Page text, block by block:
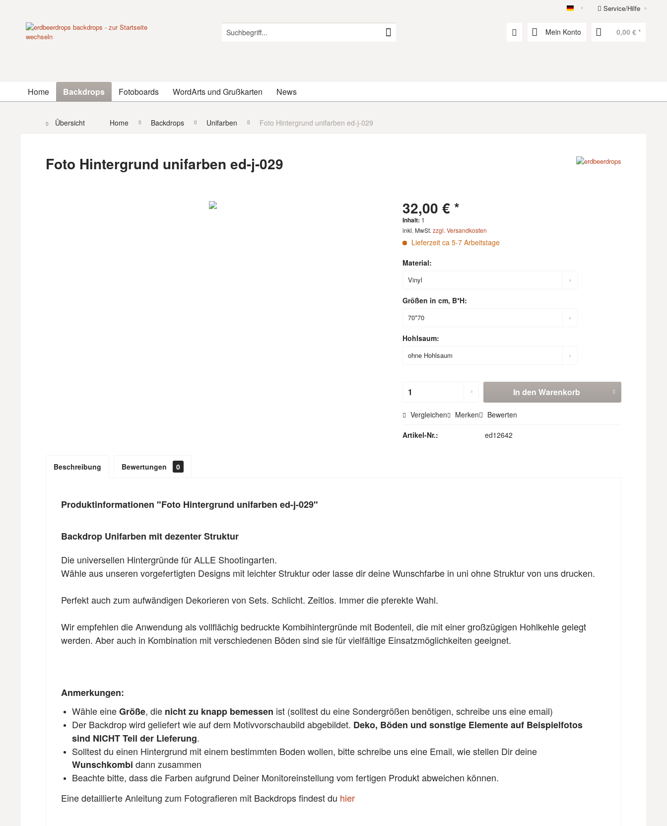
erdbeerdropsService/Hilfe
Mein Konto 0,00 € *
Home Backdrops Fotoboards WordArts und Grußkarten News
Übersicht Home Backdrops Unifarben Foto Hintergrund unifarben ed-j-029
Foto Hintergrund unifarben ed-j-029
32,00 € *
Inhalt: 1
inkl. MwSt.zzgl. Versandkosten
Lieferzeit ca 5-7 Arbeitstage
Material:
Größen in cm, B*H:
Hohlsaum:
In den Warenkorb
Vergleichen Merken Bewerten
Artikel-Nr.: ed12642
Beschreibung Bewertungen 0
Produktinformationen "Foto Hintergrund unifarben ed-j-029"
Backdrop Unifarben mit dezenter Struktur
Die universellen Hintergründe für ALLE Shootingarten.
Wähle aus unseren vorgefertigten Designs mit leichter Struktur oder lasse dir deine Wunschfarbe in uni ohne Struktur von uns drucken.
Perfekt auch zum aufwändigen Dekorieren von Sets. Schlicht. Zeitlos. Immer die pferekte Wahl.
Wir empfehlen die Anwendung als vollflächig bedruckte Kombihintergründe mit Bodenteil, die mit einer großzügigen Hohlkehle gelegt
werden. Aber auch in Kombination mit verschiedenen Böden sind sie für vielfältige Einsatzmöglichkeiten geeignet.
Anmerkungen:
Wähle eineGröße, die nicht zu knapp bemessen ist (solltest du eine Sondergrößen benötigen, schreibe uns eine email)
Der Backdrop wird geliefert wie auf dem Motivvorschaubild abgebildet. Deko, Böden und sonstige Elemente auf Beispielfotos
sind NICHT Teil der Lieferung.
Solltest du einen Hintergrund mit einem bestimmten Boden wollen, bitte schreibe uns eine Email, wie stellen Dir deine
Wunschkombi dann zusammen
Beachte bitte, dass die Farben aufgrund Deiner Monitoreinstellung vom fertigen Produkt abweichen können.
Eine detaillierte Anleitung zum Fotografieren mit Backdrops findest du hier